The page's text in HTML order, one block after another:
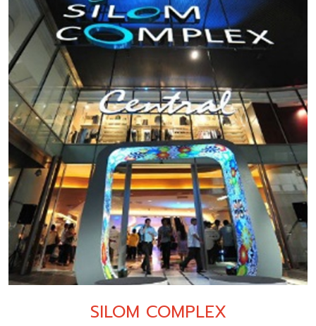
SILOM COMPLEX